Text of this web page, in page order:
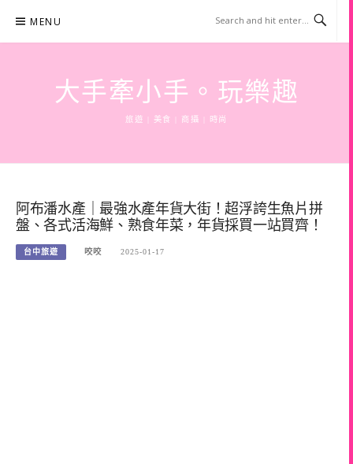
content
MENU
大手牽小手。玩樂趣
旅遊 | 美食 | 商攝 | 時尚
阿布潘水產｜最強水產年貨大街！超浮誇生魚片拼
盤、各式活海鮮、熟食年菜，年貨採買一站買齊！
台中旅遊 咬咬 2025-01-17